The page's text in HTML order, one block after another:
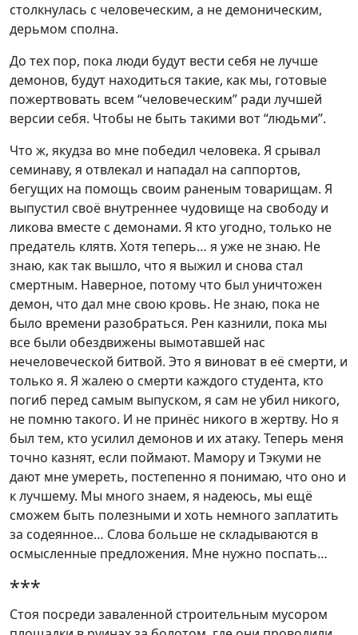
столкнулась с человеческим, а не демоническим,
дерьмом сполна.
До тех пор, пока люди будут вести себя не лучше
демонов, будут находиться такие, как мы, готовые
пожертвовать всем “человеческим” ради лучшей
версии себя. Чтобы не быть такими вот “людьми”.
Что ж, якудза во мне победил человека. Я срывал
семинаву, я отвлекал и нападал на саппортов,
бегущих на помощь своим раненым товарищам. Я
выпустил своё внутреннее чудовище на свободу и
ликова вместе с демонами. Я кто угодно, только не
предатель клятв. Хотя теперь… я уже не знаю. Не
знаю, как так вышло, что я выжил и снова стал
смертным. Наверное, потому что был уничтожен
демон, что дал мне свою кровь. Не знаю, пока не
было времени разобраться. Рен казнили, пока мы
все были обездвижены вымотавшей нас
нечеловеческой битвой. Это я виноват в её смерти, и
только я. Я жалею о смерти каждого студента, кто
погиб перед самым выпуском, я сам не убил никого,
не помню такого. И не принёс никого в жертву. Но я
был тем, кто усилил демонов и их атаку. Теперь меня
точно казнят, если поймают. Мамору и Тэкуми не
дают мне умереть, постепенно я понимаю, что оно и
к лучшему. Мы много знаем, я надеюсь, мы ещё
сможем быть полезными и хоть немного заплатить
за содеянное… Слова больше не складываются в
осмысленные предложения. Мне нужно поспать…
***
Стоя посреди заваленной строительным мусором